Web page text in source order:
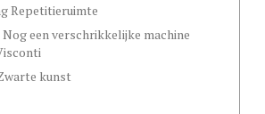
Repetitieruimte
een verschrikkelijke machine
kunst